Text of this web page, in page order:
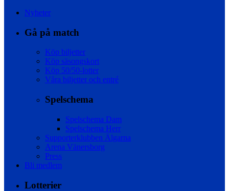
Nyheter
Gå på match
Köp biljetter
Köp säsongskort
Köp 50/50-lotter
Våra biljetter och entré
Spelschema
Spelschema Dam
Spelschema Herr
Supporterklubben Älgarna
Arena Vänersborg
Press
Bli medlem
Lotterier